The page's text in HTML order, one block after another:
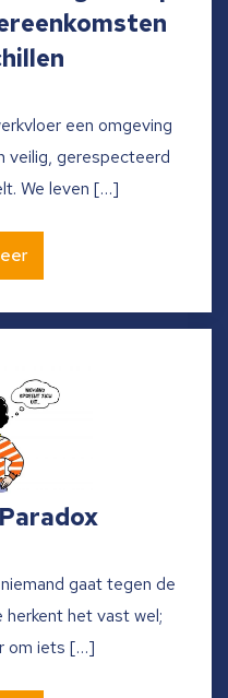
een omgeving
veilig, gerespecteerd
We leven […]
gaat tegen de
het vast wel;
om iets […]